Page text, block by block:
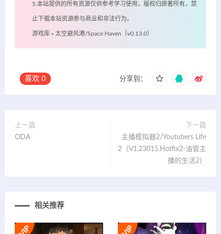
5.本站提供的所有资源仅供参考学习使用，版权归原著所有，禁
止下载本站资源参与商业和非法行为。
游戏库 » 太空避风港/Space Haven（v0.13.0）
喜欢 0 分享到：
上一篇
ODA
下一篇
主播模拟器2/Youtubers Life
2（V1.23015.Hotfix2-油管主
播的生活2）
相关推荐